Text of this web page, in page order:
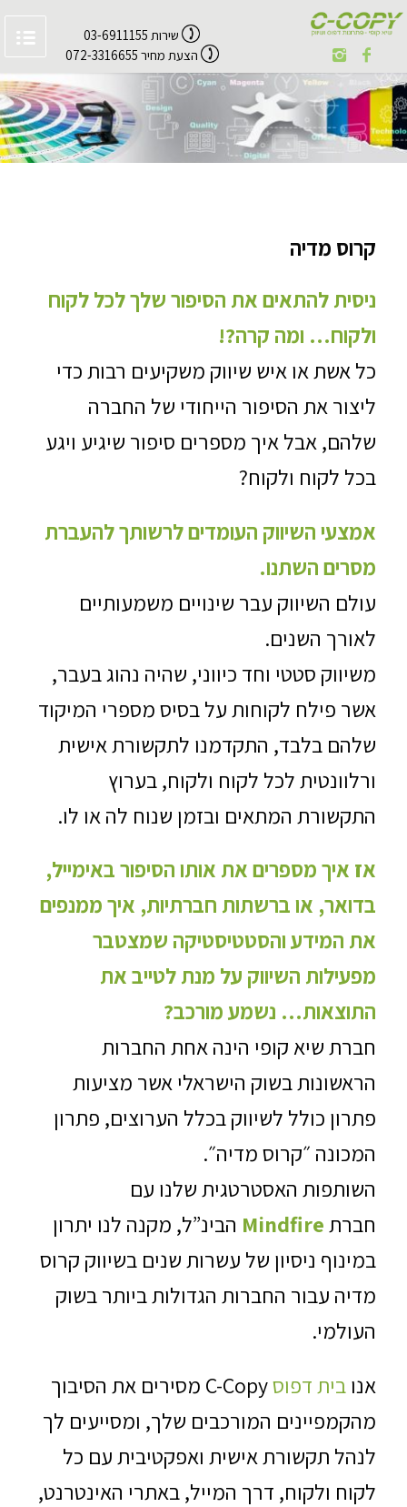
שירות 03-6911155
הצעת מחיר 072-3316655
קרוס מדיה
ניסית להתאים את הסיפור שלך לכל לקוח
ולקוח… ומה קרה?!
כל אשת או איש שיווק משקיעים רבות כדי
ליצור את הסיפור הייחודי של החברה
שלהם, אבל איך מספרים סיפור שיגיע ויגע
בכל לקוח ולקוח?
אמצעי השיווק העומדים לרשותך להעברת
מסרים השתנו.
עולם השיווק עבר שינויים משמעותיים
לאורך השנים.
משיווק סטטי וחד כיווני, שהיה נהוג בעבר,
אשר פילח לקוחות על בסיס מספרי המיקוד
שלהם בלבד, התקדמנו לתקשורת אישית
ורלוונטית לכל לקוח ולקוח, בערוץ
התקשורת המתאים ובזמן שנוח לה או לו.
אז איך מספרים את אותו הסיפור באימייל,
בדואר, או ברשתות חברתיות, איך ממנפים
את המידע והסטטיסטיקה שמצטבר
מפעילות השיווק על מנת לטייב את
התוצאות… נשמע מורכב?
חברת שיא קופי הינה אחת החברות
הראשונות בשוק הישראלי אשר מציעות
פתרון כולל לשיווק בכלל הערוצים, פתרון
המכונה ״קרוס מדיה״.
השותפות האסטרטגית שלנו עם
חברתMindfire הבינ”ל, מקנה לנו יתרון
במינוף ניסיון של עשרות שנים בשיווק קרוס
מדיה עבור החברות הגדולות ביותר בשוק
העולמי.
אנובית דפוס
C-Copy מסירים את הסיבוך
מהקמפיינים המורכבים שלך, ומסייעים לך
לנהל תקשורת אישית ואפקטיבית עם כל
לקוח ולקוח, דרך המייל, באתרי האינטרנט,